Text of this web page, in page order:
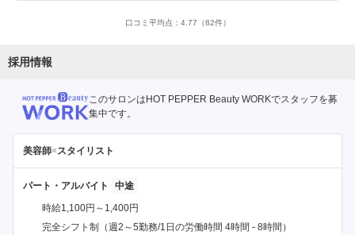
口コミ平均点： 4.77 （82件）
採用情報
このサロンはHOT PEPPER Beauty WORKでスタッフを募
集中です。
美容師×スタイリスト
パート・アルバイト
時給1,100円～1,400円
完全シフト制（週2～5勤務/1日の労働時間 4時間 - 8時間）